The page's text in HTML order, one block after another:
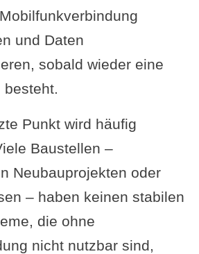
und Daten
sobald wieder eine
besteht.
Punkt wird häufig
Baustellen –
Neubauprojekten oder
– haben keinen stabilen
die ohne
nicht nutzbar sind,